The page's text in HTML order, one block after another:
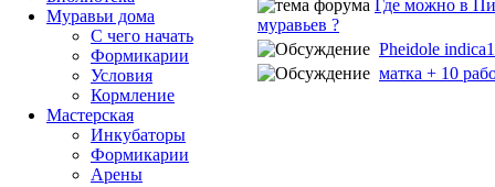
Где можно в
муравьев ?
Pheidole
матка + 10
Муравьи дома
С чего начать
Формикарии
Условия
Кормление
Мастерская
Инкубаторы
Формикарии
Арены